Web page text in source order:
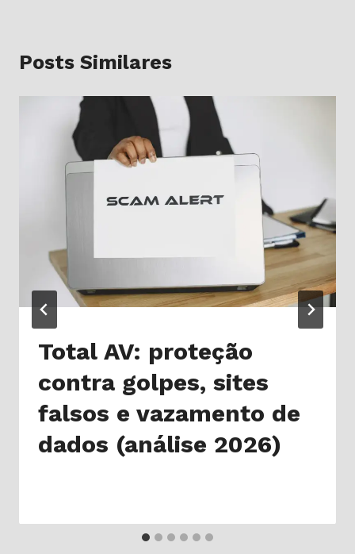
Posts Similares
Total AV: proteção
contra golpes, sites
falsos e vazamento de
dados (análise 2026)